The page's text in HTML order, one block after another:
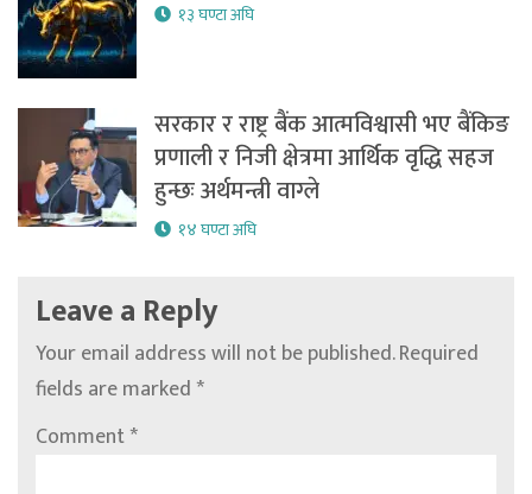
१३ घण्टा अघि
सरकार र राष्ट्र बैंक आत्मविश्वासी भए बैंकिङ
प्रणाली र निजी क्षेत्रमा आर्थिक वृद्धि सहज
हुन्छः अर्थमन्त्री वाग्ले
१४ घण्टा अघि
Leave a Reply
Your email address will not be published.Required
fields are marked*
Comment*